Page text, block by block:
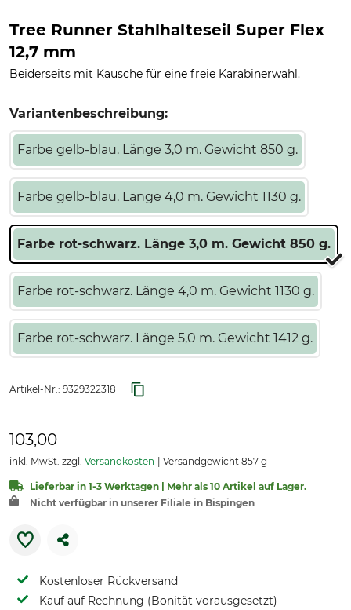
Tree Runner Stahlhalteseil Super Flex
12,7 mm
Beiderseits mit Kausche für eine freie Karabinerwahl.
Variantenbeschreibung:
Farbe gelb-blau. Länge 3,0 m. Gewicht 850 g.
Farbe gelb-blau. Länge 4,0 m. Gewicht 1130 g.
Farbe rot-schwarz. Länge 3,0 m. Gewicht 850 g.
Farbe rot-schwarz. Länge 4,0 m. Gewicht 1130 g.
Farbe rot-schwarz. Länge 5,0 m. Gewicht 1412 g.
Artikel-Nr.: 9329322318
103,00
inkl. MwSt. zzgl. Versandkosten Versandgewicht 857 g
Lieferbar in 1-3 Werktagen | Mehr als 10 Artikel auf Lager.
Nicht verfügbar in unserer Filiale in Bispingen
Kostenloser Rückversand
Kauf auf Rechnung (Bonität vorausgesetzt)